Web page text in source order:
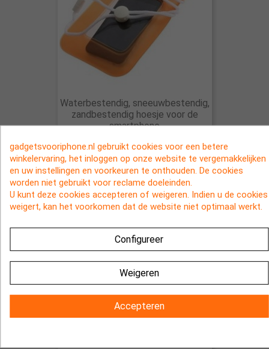
Waterbestendig, sneeuwbestendig,
zandbestendig hoesje voor de
smartphone
€ 4,95
gadgetsvooriphone.nl gebruikt cookies voor een betere
winkelervaring, het inloggen op onze website te vergemakkelijken
en uw instellingen en voorkeuren te onthouden. De cookies
worden niet gebruikt voor reclame doeleinden.
U kunt deze cookies accepteren of weigeren. Indien u de cookies
weigert, kan het voorkomen dat de website niet optimaal werkt.
Configureer
Weigeren
Accepteren